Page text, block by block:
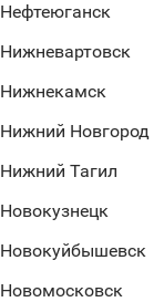
Нефтеюганск
Нижневартовск
Нижнекамск
Нижний Новгород
Нижний Тагил
Новокузнецк
Новокуйбышевск
Новомосковск